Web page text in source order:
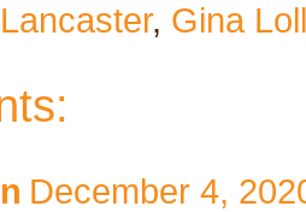
, Gina
December 4,